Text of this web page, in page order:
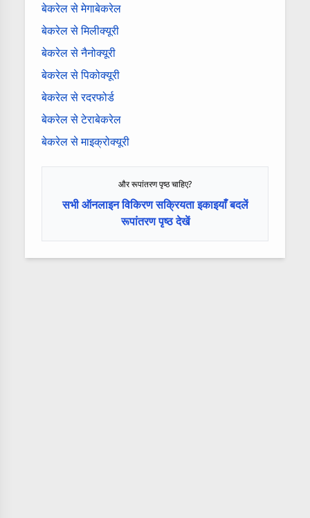
बेकरेल से मेगाबेकरेल
बेकरेल से मिलीक्यूरी
बेकरेल से नैनोक्यूरी
बेकरेल से पिकोक्यूरी
बेकरेल से रदरफोर्ड
बेकरेल से टेराबेकरेल
बेकरेल से माइक्रोक्यूरी
और रूपांतरण पृष्ठ चाहिए?
सभी ऑनलाइन विकिरण सक्रियता इकाइयाँ बदलें
रूपांतरण पृष्ठ देखें